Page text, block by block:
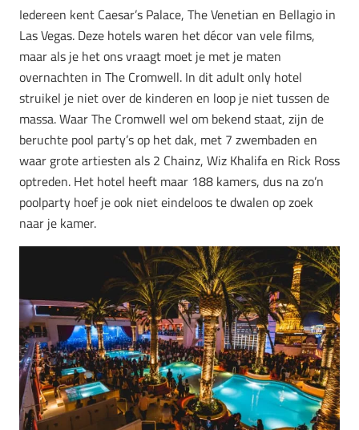
Iedereen kent Caesar’s Palace, The Venetian en Bellagio in
Las Vegas. Deze hotels waren het décor van vele films,
maar als je het ons vraagt moet je met je maten
overnachten in The Cromwell. In dit adult only hotel
struikel je niet over de kinderen en loop je niet tussen de
massa. Waar The Cromwell wel om bekend staat, zijn de
beruchte pool party’s op het dak, met 7 zwembaden en
waar grote artiesten als 2 Chainz, Wiz Khalifa en Rick Ross
optreden. Het hotel heeft maar 188 kamers, dus na zo’n
poolparty hoef je ook niet eindeloos te dwalen op zoek
naar je kamer.